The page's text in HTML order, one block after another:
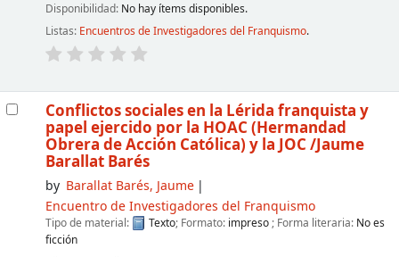
Disponibilidad: No hay ítems disponibles.
Listas: Encuentros de Investigadores del Franquismo.
Conflictos sociales en la Lérida franquista y
papel ejercido por la HOAC (Hermandad
Obrera de Acción Católica) y la JOC /Jaume
Barallat Barés
by Barallat Barés, Jaume
Encuentro de Investigadores del Franquismo
Tipo de material: Texto; Formato: impreso ; Forma literaria: No es
ficción